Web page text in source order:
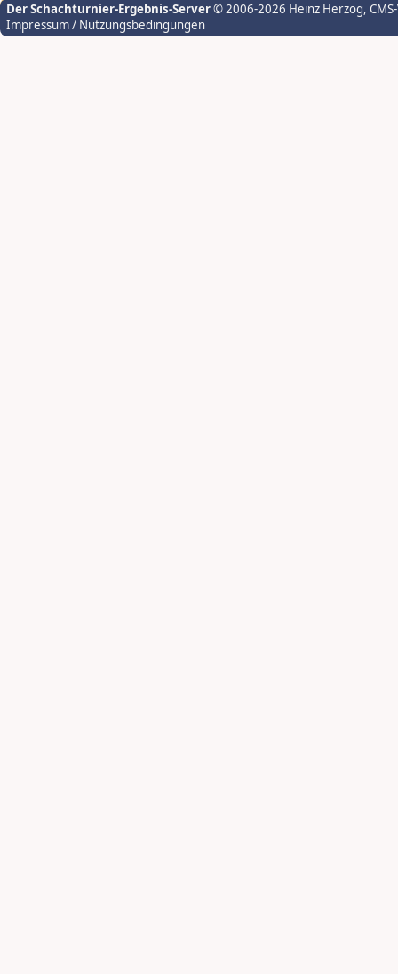
Der Schachturnier-Ergebnis-Server© 2006-2026 Heinz Herzog,
Impressum / Nutzungsbedingungen